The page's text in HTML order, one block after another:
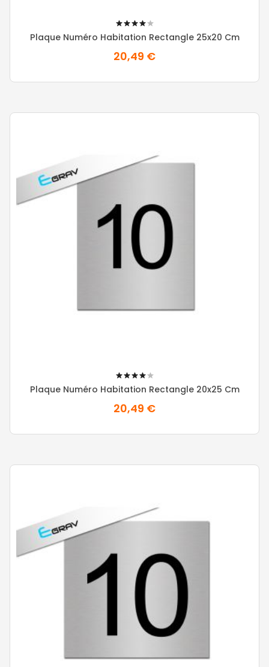
80%
Plaque Numéro Habitation Rectangle 25x20 Cm
20,49 €
80%
Plaque Numéro Habitation Rectangle 20x25 Cm
20,49 €